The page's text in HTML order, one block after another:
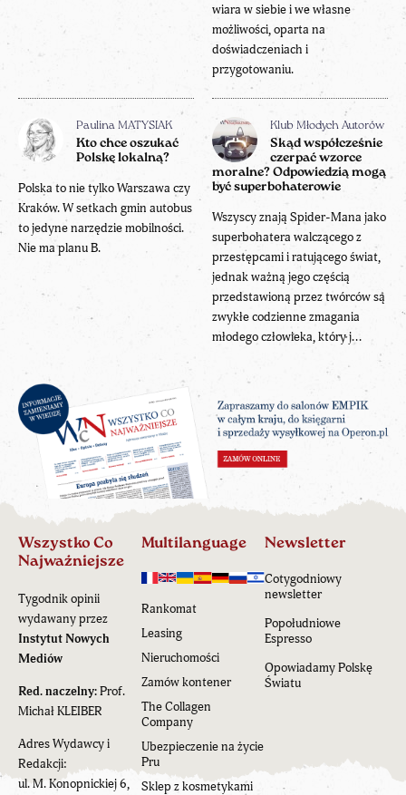
wiara w siebie i we własne
możliwości, oparta na
doświadczeniach i
przygotowaniu.
Paulina MATYSIAK
Kto chce oszukać
Polskę lokalną?
Polska to nie tylko Warszawa czy
Kraków. W setkach gmin autobus
to jedyne narzędzie mobilności.
Nie ma planu B.
Klub Młodych Autorów
Skąd współcześnie
czerpać wzorce
moralne? Odpowiedzią mogą
być superbohaterowie
Wszyscy znają Spider-Mana jako
superbohatera walczącego z
przestępcami i ratującego świat,
jednak ważną jego częścią
przedstawioną przez twórców są
zwykłe codzienne zmagania
młodego człowieka, który j...
Wszystko Co
Najważniejsze
Tygodnik opinii
wydawany przez
Instytut Nowych
Mediów
Red. naczelny:Prof.
Michał KLEIBER
Adres Wydawcy i
Redakcji:
ul. M. Konopnickiej 6,
Multilanguage
Rankomat
Leasing
Nieruchomości
Zamów kontener
The Collagen
Company
Ubezpieczenie na życie
Pru
Sklep z kosmetykami
Newsletter
Cotygodniowy
newsletter
Popołudniowe
Espresso
Opowiadamy Polskę
Światu